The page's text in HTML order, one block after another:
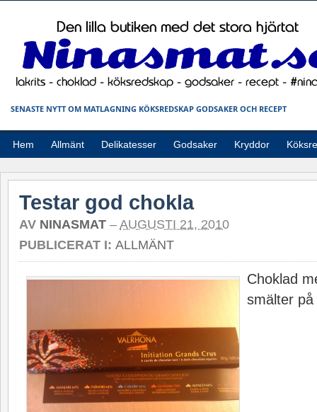
SENASTE NYTT OM MATLAGNING KÖKSREDSKAP GODSAKER OCH RECEPT
Hem Allmänt Delikatesser Godsaker Kryddor
Testar god chokla
AV NINASMAT – AUGUSTI 21, 2010
PUBLICERAT I: ALLMÄNT
Choklad
smälter på